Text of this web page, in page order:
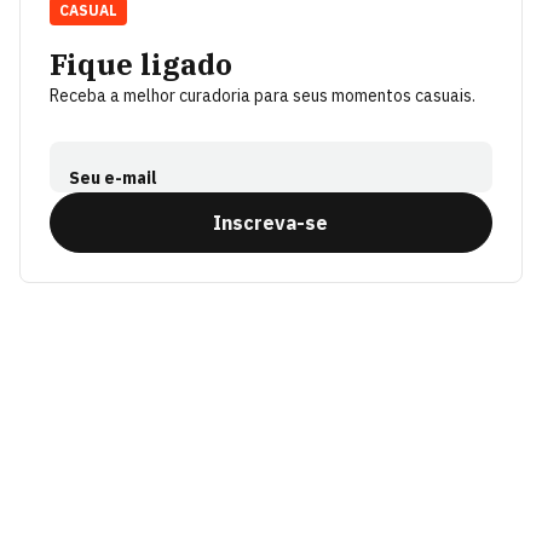
Fique ligado
Receba a melhor curadoria para seus momentos casuais.
Seu e-mail
Inscreva-se
CASUAL